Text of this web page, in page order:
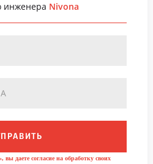
инженера Nivona
даете согласие на обработку своих